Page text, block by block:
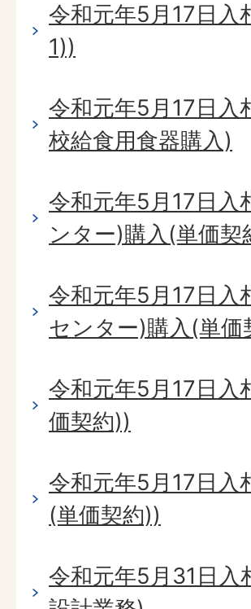
令和元年5月17日入
1))
令和元年5月17日入
校給食用食器購入)
令和元年5月17日入
ンター)購入(単価契
令和元年5月17日入
センター)購入(単価
令和元年5月17日入
価契約))
令和元年5月17日
(単価契約))
令和元年5月31日入